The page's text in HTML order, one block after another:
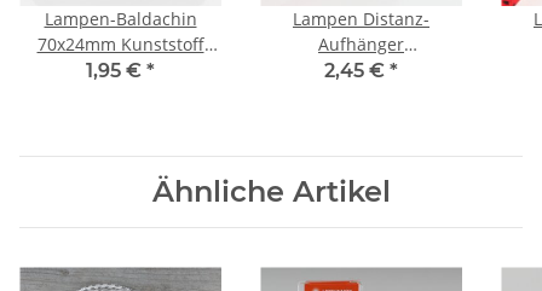
Lampen-Baldachin
70x24mm Kunststoff
schwarz
1,95 € *
Lampen Distanz-
Aufhänger
Affenschaukel
2,45 € *
Ähnliche Artikel